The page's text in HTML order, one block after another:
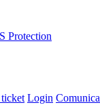
Protection
Login